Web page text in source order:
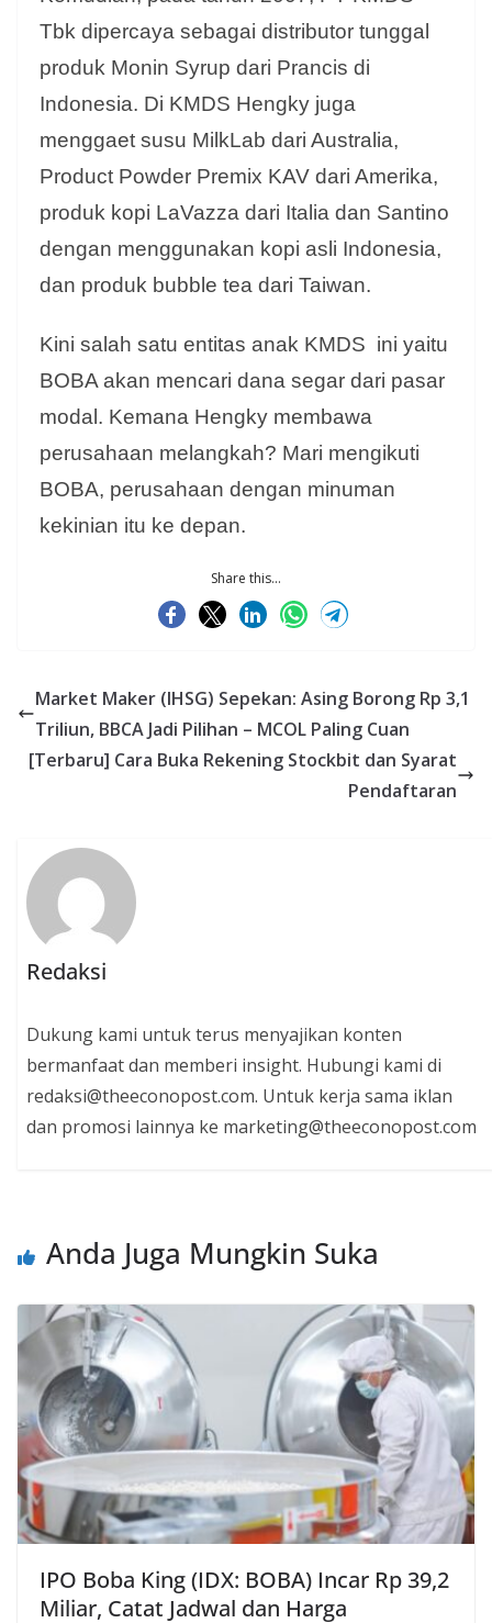
Tbk dipercaya sebagai distributor tunggal
produk Monin Syrup dari Prancis di
Indonesia. Di KMDS Hengky juga
menggaet susu MilkLab dari Australia,
Product Powder Premix KAV dari Amerika,
produk kopi LaVazza dari Italia dan Santino
dengan menggunakan kopi asli Indonesia,
dan produk bubble tea dari Taiwan.
Kini salah satu entitas anak KMDS ini yaitu
BOBA akan mencari dana segar dari pasar
modal. Kemana Hengky membawa
perusahaan melangkah? Mari mengikuti
BOBA, perusahaan dengan minuman
kekinian itu ke depan.
Share this...
Market Maker (IHSG) Sepekan: Asing Borong Rp 3,1
Triliun, BBCA Jadi Pilihan – MCOL Paling Cuan
[Terbaru] Cara Buka Rekening Stockbit dan Syarat
Pendaftaran
Redaksi
Dukung kami untuk terus menyajikan konten
bermanfaat dan memberi insight. Hubungi kami di
redaksi@theeconopost.com. Untuk kerja sama iklan
dan promosi lainnya ke marketing@theeconopost.com
Anda Juga Mungkin Suka
IPO Boba King (IDX: BOBA) Incar Rp 39,2
Miliar, Catat Jadwal dan Harga